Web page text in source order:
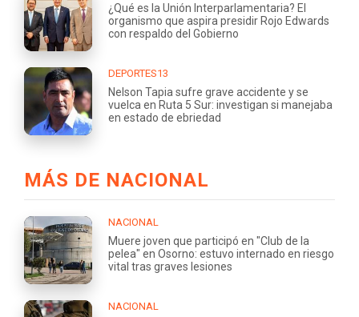
¿Qué es la Unión Interparlamentaria? El
organismo que aspira presidir Rojo Edwards
con respaldo del Gobierno
DEPORTES13
Nelson Tapia sufre grave accidente y se
vuelca en Ruta 5 Sur: investigan si manejaba
en estado de ebriedad
MÁS DE NACIONAL
NACIONAL
Muere joven que participó en "Club de la
pelea" en Osorno: estuvo internado en riesgo
vital tras graves lesiones
NACIONAL